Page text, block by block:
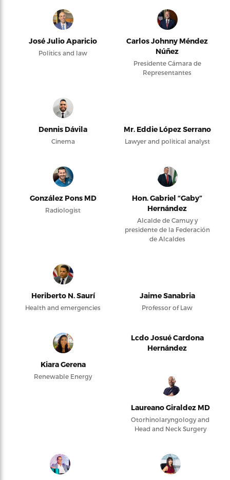
José Julio Aparicio
Politics and law
Carlos Johnny Méndez
Núñez
Presidente Cámara de
Representantes
Dennis Dávila
Cinema
Mr. Eddie López Serrano
Lawyer and political analyst
González Pons MD
Radiologist
Hon. Gabriel “Gaby”
Hernández
Alcalde de Camuy y
presidente de la Federación
de Alcaldes
Heriberto N. Saurí
Health and emergencies
Jaime Sanabria
Professor of Law
Kiara Gerena
Renewable Energy
Lcdo Josué Cardona
Hernández
Laureano Giraldez MD
Otorhinolaryngology and
Head and Neck Surgery